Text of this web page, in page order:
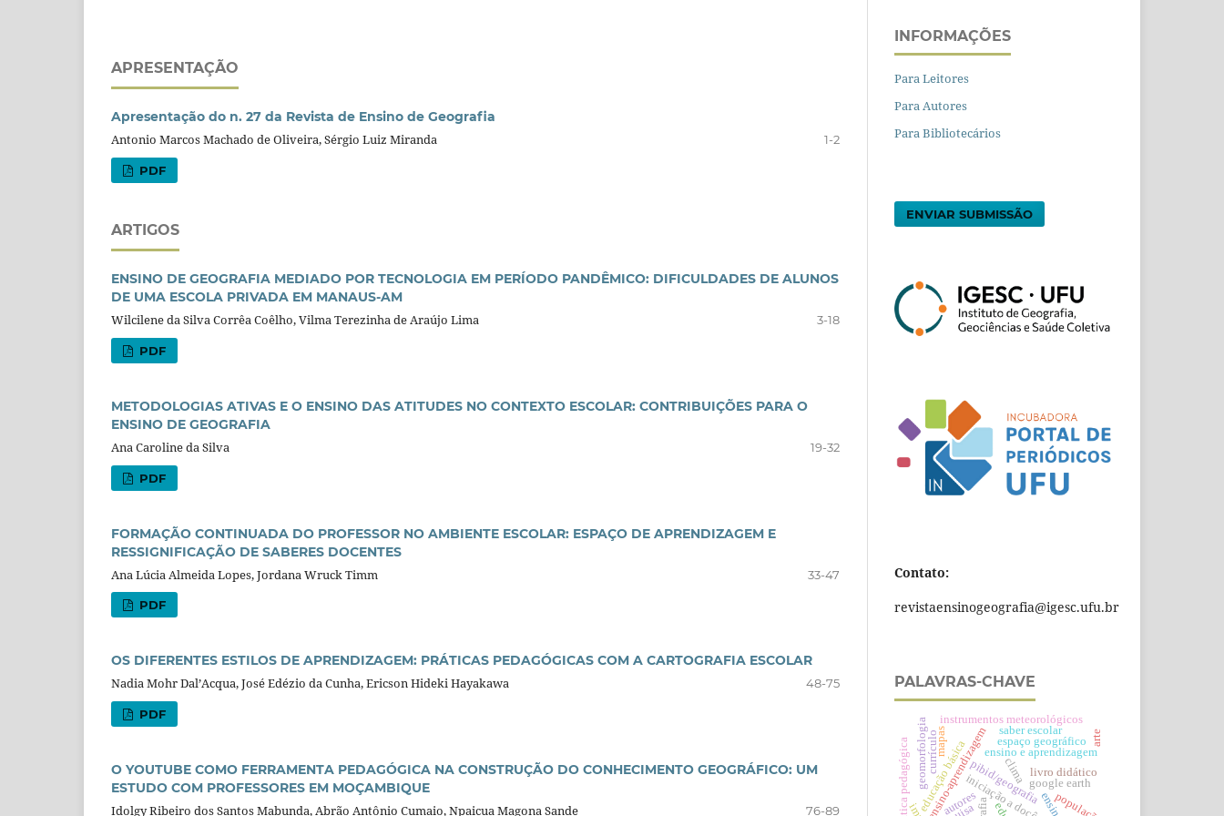
APRESENTAÇÃO
Apresentação do n. 27 da Revista de Ensino de Geografia
Antonio Marcos Machado de Oliveira, Sérgio Luiz Miranda
1-2
PDF
ARTIGOS
ENSINO DE GEOGRAFIA MEDIADO POR TECNOLOGIA EM PERÍODO PANDÊMICO: DIFICULDADES DE ALUNOS
DE UMA ESCOLA PRIVADA EM MANAUS-AM
Wilcilene da Silva Corrêa Coêlho, Vilma Terezinha de Araújo Lima
3-18
PDF
METODOLOGIAS ATIVAS E O ENSINO DAS ATITUDES NO CONTEXTO ESCOLAR: CONTRIBUIÇÕES PARA O
ENSINO DE GEOGRAFIA
Ana Caroline da Silva
19-32
PDF
FORMAÇÃO CONTINUADA DO PROFESSOR NO AMBIENTE ESCOLAR: ESPAÇO DE APRENDIZAGEM E
RESSIGNIFICAÇÃO DE SABERES DOCENTES
Ana Lúcia Almeida Lopes, Jordana Wruck Timm
33-47
PDF
OS DIFERENTES ESTILOS DE APRENDIZAGEM: PRÁTICAS PEDAGÓGICAS COM A CARTOGRAFIA ESCOLAR
Nadia Mohr Dal’Acqua, José Edézio da Cunha, Ericson Hideki Hayakawa
48-75
PDF
O YOUTUBE COMO FERRAMENTA PEDAGÓGICA NA CONSTRUÇÃO DO CONHECIMENTO GEOGRÁFICO: UM
ESTUDO COM PROFESSORES EM MOÇAMBIQUE
Idolgy Ribeiro dos Santos Mabunda, Abrão Antônio Cumaio, Npaicua Magona Sande
76-89
INFORMAÇÕES
Para Leitores
Para Autores
Para Bibliotecários
ENVIAR SUBMISSÃO
Contato:
revistaensinogeografia@igesc.ufu.br
PALAVRAS-CHAVE
clima
ensino-aprendizagem
instrumentos meteorológicos
pibid/geografia
iniciação a docência
educação básica ensino e aprendizagem
google earth
geomorfologia
ensinopopulação
espaço geográfico
livro didático
autores
saber escolar
prática pedagógica arte
mapas
currículo